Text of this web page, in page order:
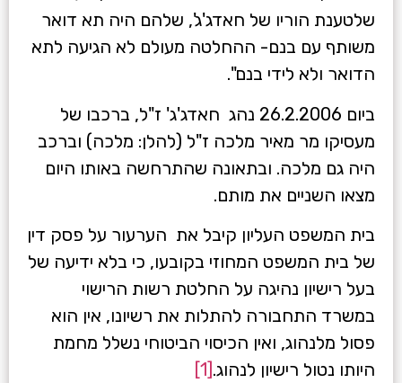
שלטענת הוריו של חאדג'ג', שלהם היה תא דואר
משותף עם בנם- ההחלטה מעולם לא הגיעה לתא
הדואר ולא לידי בנם".
ביום 26.2.2006 נהג חאדג'ג' ז"ל, ברכבו של
מעסיקו מר מאיר מלכה ז"ל (להלן: מלכה) וברכב
היה גם מלכה. ובתאונה שהתרחשה באותו היום
מצאו השניים את מותם.
בית המשפט העליון קיבל את הערעור על פסק דין
של בית המשפט המחוזי בקובעו, כי בלא ידיעה של
בעל רישיון נהיגה על החלטת רשות הרישוי
במשרד התחבורה להתלות את רשיונו, אין הוא
פסול מלנהוג, ואין הכיסוי הביטוחי נשלל מחמת
היותו נטול רישיון לנהוג.[1]